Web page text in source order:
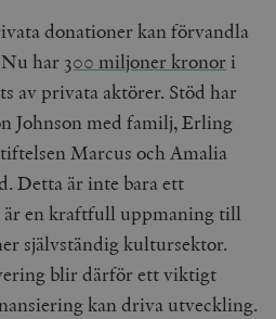
donationer kan förvandla
har 300 miljoner kronori
av privata aktörer. Stöd har
Johnson med familj, Erling
Marcus och Amalia
Detta är inte bara ett
är en kraftfull uppmaning till
självständig kultursektor.
blir därför ett viktigt
kan driva utveckling.